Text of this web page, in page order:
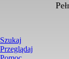
Szukaj
Przeglądaj